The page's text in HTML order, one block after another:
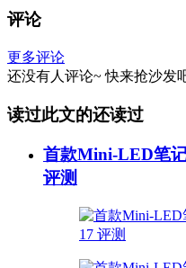
评论
更多评论
还没有人评论~ 快来抢沙发
读过此文的还读过
首款Mini-LED笔
评测